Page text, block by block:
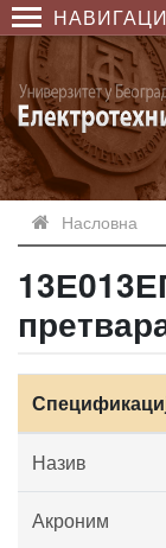
Насловна
Назив
Акроним